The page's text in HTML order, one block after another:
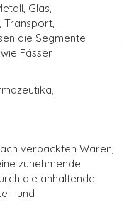
Glas,
Transport,
die Segmente
Fässer
verpackten Waren,
zunehmende
die anhaltende
und